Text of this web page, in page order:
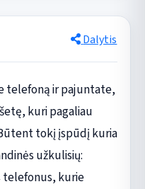
Dalytis
telefoną ir pajuntate,
kuri pagaliau
tokį įspūdį kuria
užkulisių:
kurie